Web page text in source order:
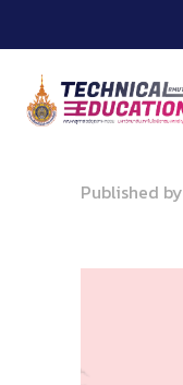
Content
Published by